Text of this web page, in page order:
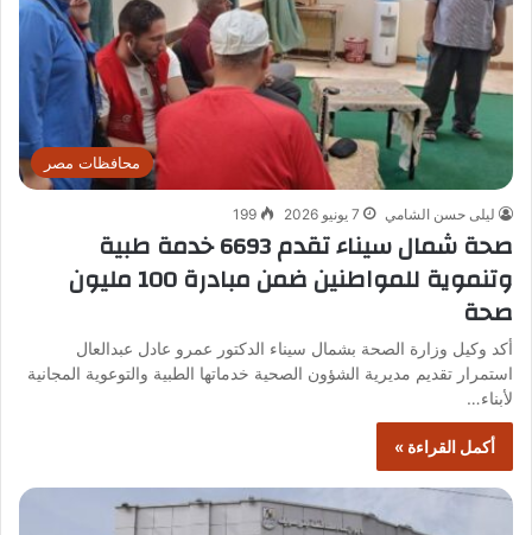
محافظات مصر
ليلى حسن الشامي 7 يونيو 2026 199
صحة شمال سيناء تقدم 6693 خدمة طبية
وتنموية للمواطنين ضمن مبادرة 100 مليون
صحة
أكد وكيل وزارة الصحة بشمال سيناء الدكتور عمرو عادل عبدالعال
استمرار تقديم مديرية الشؤون الصحية خدماتها الطبية والتوعوية المجانية
لأبناء…
أكمل القراءة »